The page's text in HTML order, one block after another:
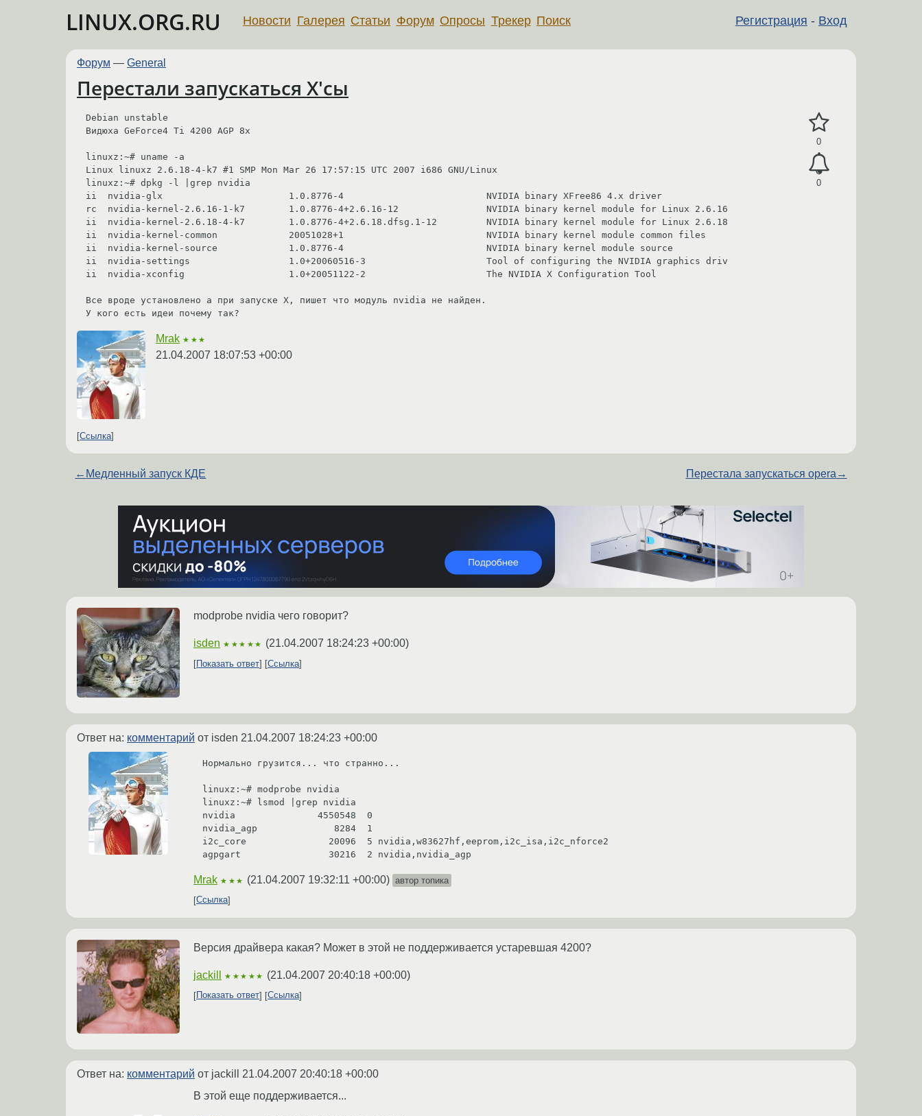
LINUX.ORG.RU Регистрация - Вход
Новости Галерея Статьи Форум Опросы Трекер Поиск
Форум — General
Перестали запускаться Х'сы
0
0
Debian unstable
Видюха GeForce4 Ti 4200 AGP 8x
linuxz:~# uname -a
Linux linuxz 2.6.18-4-k7 #1 SMP Mon Mar 26 17:57:15 UTC 2007 i686 GNU/Linux
linuxz:~# dpkg -l |grep nvidia
ii  nvidia-glx                       1.0.8776-4                          NVIDIA binary XFree86 4.x driver
rc  nvidia-kernel-2.6.16-1-k7        1.0.8776-4+2.6.16-12                NVIDIA binary kernel module for Linux 2.6.16
ii  nvidia-kernel-2.6.18-4-k7        1.0.8776-4+2.6.18.dfsg.1-12         NVIDIA binary kernel module for Linux 2.6.18
ii  nvidia-kernel-common             20051028+1                          NVIDIA binary kernel module common files
ii  nvidia-kernel-source             1.0.8776-4                          NVIDIA binary kernel module source
ii  nvidia-settings                  1.0+20060516-3                      Tool of configuring the NVIDIA graphics driv
ii  nvidia-xconfig                   1.0+20051122-2                      The NVIDIA X Configuration Tool
Все вроде установлено а при запуске Х, пишет что модуль nvidia не найден.
У кого есть идеи почему так?
Mrak ★★★
21.04.2007 18:07:53 +00:00
Ссылка
← Медленный запуск КДЕ Перестала запускаться opera →
modprobe nvidia чего говорит?
isden ★★★★★ (21.04.2007 18:24:23 +00:00)
Показать ответ Ссылка
Ответ на: комментарий от isden 21.04.2007 18:24:23 +00:00
Нормально грузится... что странно...
linuxz:~# modprobe nvidia
linuxz:~# lsmod |grep nvidia
nvidia               4550548  0
nvidia_agp              8284  1
i2c_core               20096  5 nvidia,w83627hf,eeprom,i2c_isa,i2c_nforce2
Mrak ★★★ (21.04.2007 19:32:11 +00:00) автор топика
Ссылка
Версия драйвера какая? Может в этой не поддерживается устаревшая 4200?
jackill ★★★★★ (21.04.2007 20:40:18 +00:00)
Показать ответ Ссылка
Ответ на: комментарий от jackill 21.04.2007 20:40:18 +00:00
В этой еще поддерживается...